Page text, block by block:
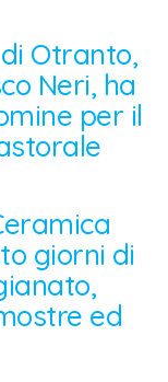
di Otranto,
Neri, ha
per il
giorni di
ed